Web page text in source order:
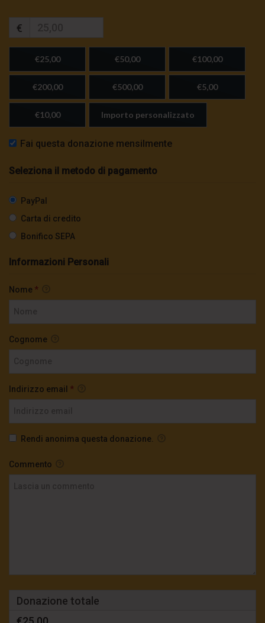
€
€25,00 €50,00 €100,00
€200,00 €500,00 €5,00
€10,00 Importo personalizzato
Fai questa donazione mensilmente
Seleziona il metodo di pagamento
PayPal
Carta di credito
Bonifico SEPA
Informazioni Personali
Nome *
Cognome
Indirizzo email *
Rendi anonima questa donazione.
Commento
Donazione totale